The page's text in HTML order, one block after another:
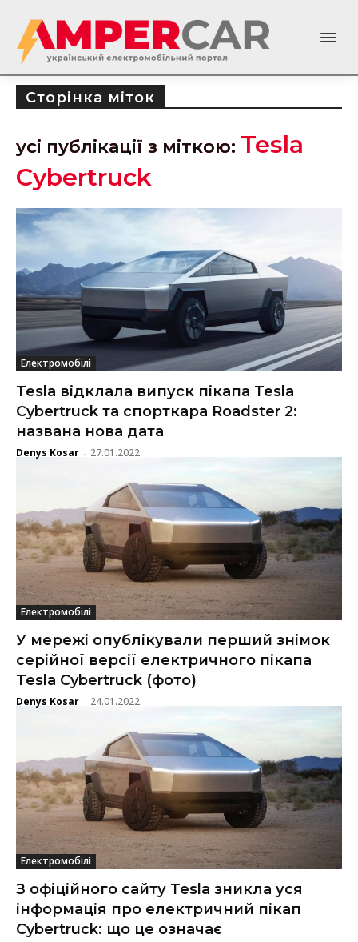
Сторінка міток
усі публікації з міткою: Tesla
Cybertruck
Електромобілі
Tesla відклала випуск пікапа Tesla
Cybertruck та спорткара Roadster 2:
названа нова дата
Denys Kosar - 27.01.2022
Електромобілі
У мережі опублікували перший знімок
серійної версії електричного пікапа
Tesla Cybertruck (фото)
Denys Kosar - 24.01.2022
Електромобілі
З офіційного сайту Tesla зникла уся
інформація про електричний пікап
Cybertruck: що це означає